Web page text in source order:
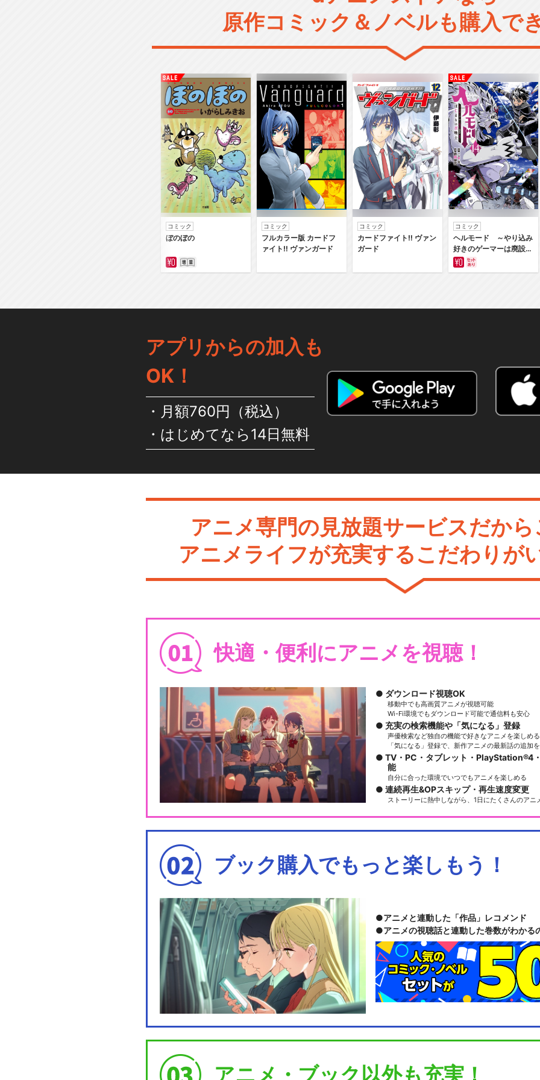
原作コミック＆ノベルも購入で
コミック
ぼのぼの
コミック
フルカラー版 カードフ
ァイト‼ ヴァンガード
コミック
カードファイト‼ ヴァン
ガード
コミック
ヘルモード ～やり込み
好きのゲーマーは廃設定
の異世界で無双する～は
じまりの召喚士
アプリからの加入も
OK！
月額760円（税込）
はじめてなら14日無料
アニメ専門の見放題サービスだか
アニメライフが充実するこだわりが
快適・便利にアニメを視聴！
ダウンロード視聴OK
移動中でも高画質アニメが視聴可能
Wi-Fi環境でもダウンロード可能で通信料も安心
充実の検索機能や「気になる」登録
声優検索など独自の機能で好きなアニメを楽しめる
「気になる」登録で、新作アニメの最新話の追加
TV・PC・タブレット・PlayStation®4
能
自分に合った環境でいつでもアニメを楽しめる
連続再生&OPスキップ・再生速度変更
ストーリーに熱中しながら、1日にたくさんのアニ
ブック購入でもっと楽しもう！
アニメと連動した「作品」レコメンド
アニメの視聴話と連動した巻数がわかる
アニメ・ブック以外も充実！